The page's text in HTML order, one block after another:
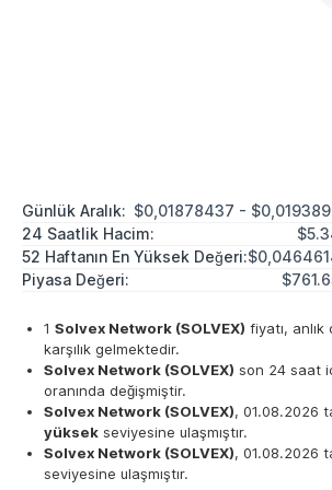
Günlük Aralık: $0,01878437 -
24 Saatlik Hacim:
52 Haftanın En Yüksek Değeri:
Piyasa Değeri:
1 Solvex Network (SOLVEX) fiyatı, anlık
karşılık gelmektedir.
Solvex Network (SOLVEX) son 24 saat
oranında değişmiştir.
Solvex Network (SOLVEX), 01.08.2026
yüksek seviyesine ulaşmıştır.
Solvex Network (SOLVEX), 01.08.2026
seviyesine ulaşmıştır.